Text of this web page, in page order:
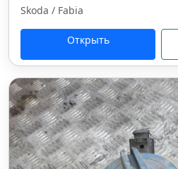
Skoda / Fabia
Открыть